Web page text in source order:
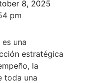
8, 2025
pm
es una
estratégica
la
toda una